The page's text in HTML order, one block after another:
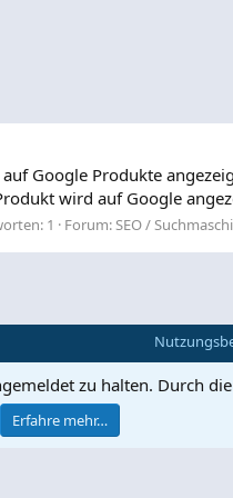
Google Produkte
wird auf Google
1 Forum:SEO /
zu halten. Durch
Erfahre mehr…